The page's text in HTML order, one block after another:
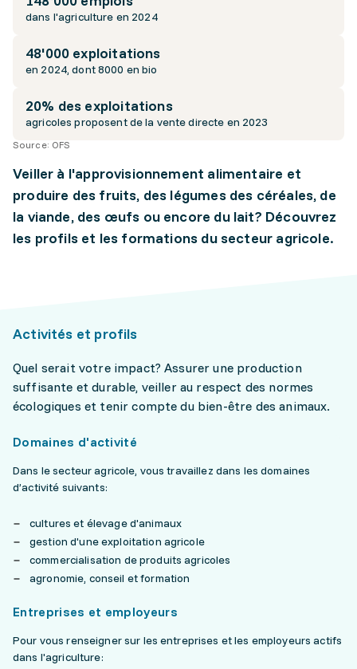
dans l'agriculture en 2024
48'000 exploitations
en 2024, dont 8000 en bio
20% des exploitations
agricoles proposent de la vente directe en 2023
Source: OFS
Veiller à l'approvisionnement alimentaire et
produire des fruits, des légumes des céréales, de
la viande, des œufs ou encore du lait? Découvrez
les profils et les formations du secteur agricole.
Activités et profils
Quel serait votre impact? Assurer une production
suffisante et durable, veiller au respect des normes
écologiques et tenir compte du bien-être des animaux.
Domaines d'activité
Dans le secteur agricole, vous travaillez dans les domaines
d’activité suivants:
cultures et élevage d'animaux
gestion d'une exploitation agricole
commercialisation de produits agricoles
agronomie, conseil et formation
Entreprises et employeurs
Pour vous renseigner sur les entreprises et les employeurs actifs
dans l'agriculture: